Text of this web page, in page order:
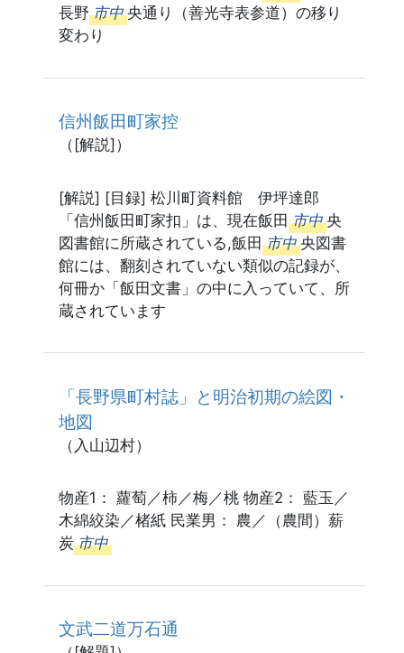
長野 市中 央通り（善光寺表参道）の移り
変わり
信州飯田町家控
（[解説]）
[解説] [目録] 松川町資料館 伊坪達郎
「信州飯田町家扣」は、現在飯田 市中 央
図書館に所蔵されている,飯田 市中 央図書
館には、翻刻されていない類似の記録が、
何冊か「飯田文書」の中に入っていて、所
蔵されています
「長野県町村誌」と明治初期の絵図・
地図
（入山辺村）
物産1： 蘿萄／柿／梅／桃 物産2： 藍玉／
木綿絞染／楮紙 民業男： 農／（農間）薪
炭 市中
文武二道万石通